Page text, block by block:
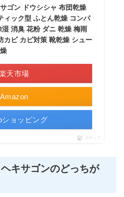
ゴン ドウシシャ 布団乾燥
ィック型 ふとん乾燥 コンパ
消臭 花粉 ダニ 乾燥 梅雨
カビ カビ対策 靴乾燥 シュー
Amazon
天市場
ショッピング
ポチップ
キサゴンのどっちが